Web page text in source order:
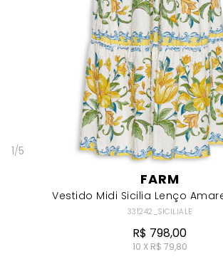
1/5
FARM
Vestido Midi Sicilia Lenço
331242_SICILIALE
R$ 798,00
10 X R$ 79,80